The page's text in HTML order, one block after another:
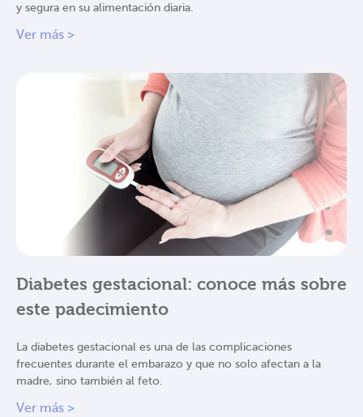
y segura en su alimentación diaria.
Ver más >
Diabetes gestacional: conoce más sobre
este padecimiento
La diabetes gestacional es una de las complicaciones
frecuentes durante el embarazo y que no solo afectan a la
madre, sino también al feto.
Ver más >